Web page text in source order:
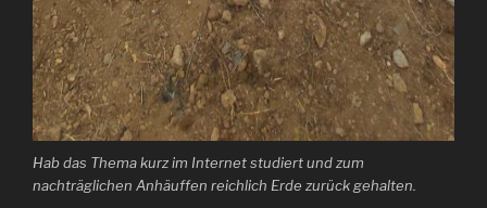
Hab das Thema kurz im Internet studiert und zum
nachträglichen Anhäuffen reichlich Erde zurück gehalten.